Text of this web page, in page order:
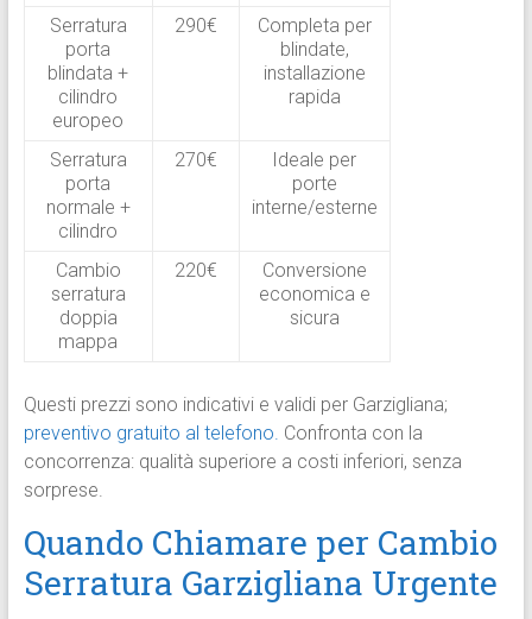
Serratura
porta
blindata +
cilindro
europeo
290€
Completa per
blindate,
installazione
rapida
Serratura
porta
normale +
cilindro
270€
Ideale per
porte
interne/esterne
Cambio
serratura
doppia
mappa
220€
Conversione
economica e
sicura
Questi prezzi sono indicativi e validi per Garzigliana;
preventivo gratuito al telefono. Confronta con la
concorrenza: qualità superiore a costi inferiori, senza
sorprese.
Quando Chiamare per Cambio
Serratura Garzigliana Urgente